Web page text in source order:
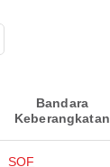
Bandara
Keberangkatan
SOF